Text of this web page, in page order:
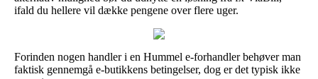
ifald du hellere vil dække pengene over flere uger.
Forinden nogen handler i en Hummel e-forhandler behøver man
faktisk gennemgå e-butikkens betingelser, dog er det typisk ikke